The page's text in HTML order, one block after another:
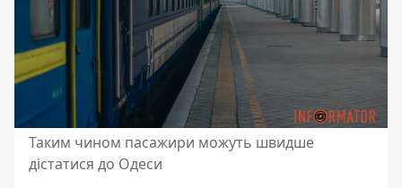
Таким чином пасажири можуть швидше
дістатися до Одеси